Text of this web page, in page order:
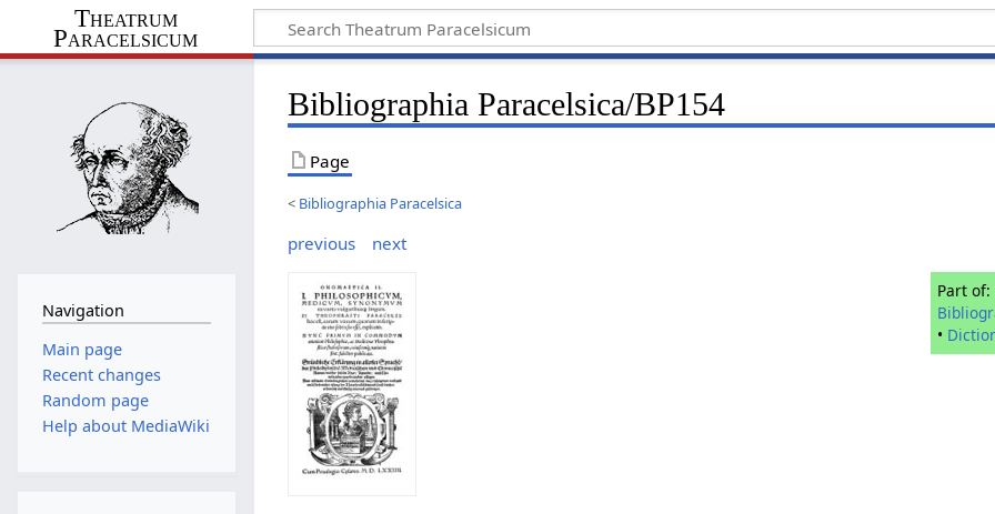
Theatrum
Paracelsicum
Bibliographia Paracelsica/BP154
Page
< Bibliographia Paracelsica
previous next
Part of:
•
Navigation
Main page
Recent changes
Random page
Help about MediaWiki